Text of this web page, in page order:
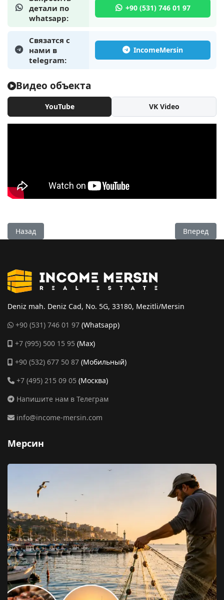
детали по
whatsapp:
Связатся с
нами в
telegram:
Видео объекта
YouTube VK Video
Предыдущий: Квартира 2+1 в Мерсине, Мезитли - EPL02174
Назад Вперед
Deniz mah. Deniz Cad, No. 5G, 33180, Mezitli/Mersin
+90 (531) 746 01 97 (Whatsapp)
+7 (995) 500 15 95 (Max)
+90 (532) 677 50 87 (Мобильный)
+7 (495) 215 09 05 (Москва)
Напишите нам в Телеграм
info@income-mersin.com
Мерсин